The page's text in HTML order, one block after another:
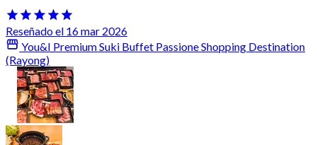
Reseñado el 16 mar 2026
You&I Premium Suki Buffet Passione Shopping Destination
(Rayong)